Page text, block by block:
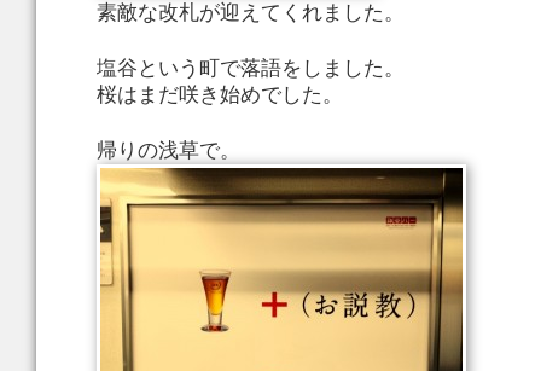
素敵な改札が迎えてくれました。
塩谷という町で落語をしました。
桜はまだ咲き始めでした。
帰りの浅草で。